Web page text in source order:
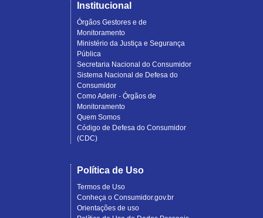
Institucional
Órgãos Gestores e de
Monitoramento
Ministério da Justiça e Segurança
Pública
Secretaria Nacional do Consumidor
Sistema Nacional de Defesa do
Consumidor
Como Aderir - Órgãos de
Monitoramento
Quem Somos
Código de Defesa do Consumidor
(CDC)
Política de Uso
Termos de Uso
Conheça o Consumidor.gov.br
Orientações de uso